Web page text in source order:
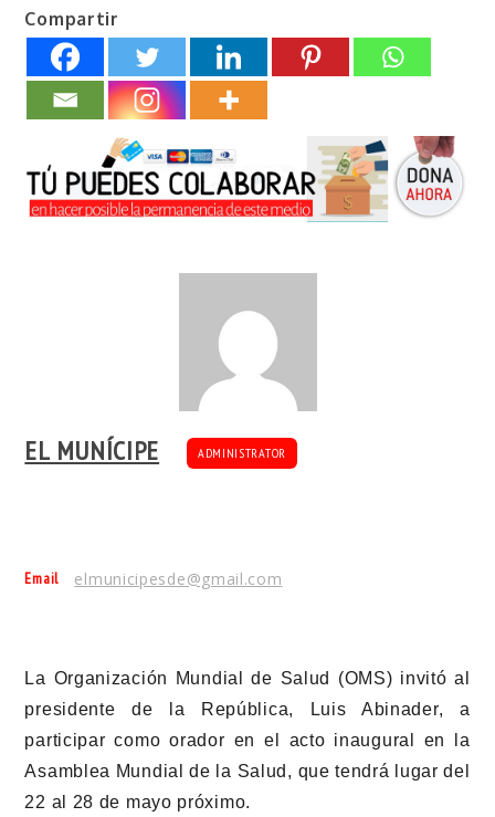
Compartir
EL MUNÍCIPE ADMINISTRATOR
Email elmunicipesde@gmail.com
La Organización Mundial de Salud (OMS) invitó al
presidente de la República, Luis Abinader, a
participar como orador en el acto inaugural en la
Asamblea Mundial de la Salud, que tendrá lugar del
22 al 28 de mayo próximo.